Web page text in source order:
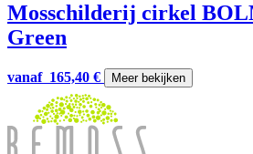
Mosschilderij cirkel
Green
vanaf 165,40 € Meer bekijken